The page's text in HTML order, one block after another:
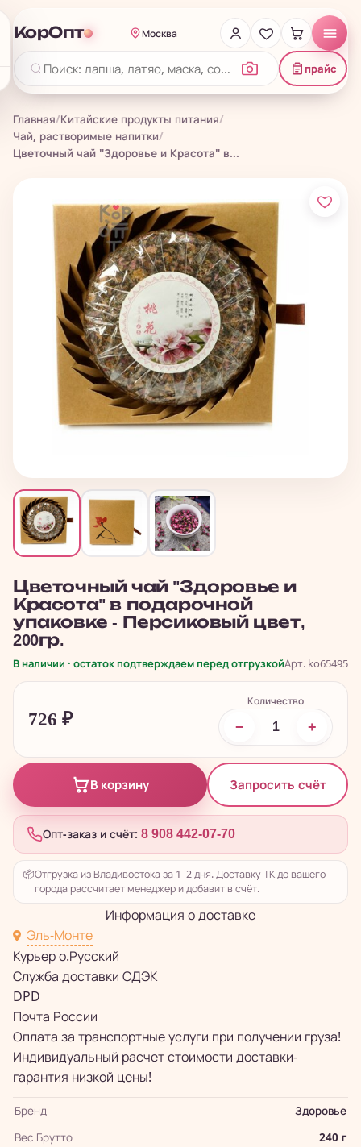
КорОпт Москва
прайс
Главная/Китайские продукты питания/
Чай, растворимые напитки/
Цветочный чай "Здоровье и Красота" в...
Цветочный чай "Здоровье и
Красота" в подарочной
упаковке - Персиковый цвет,
200гр.
В наличии · остаток подтверждаем перед отгрузкойАрт. ko65495
726 ₽
Количество
− +
В корзину Запросить счёт
Опт-заказ и счёт: 8 908 442-07-70
📦Отгрузка из Владивостока за 1–2 дня. Доставку ТК до вашего
города рассчитает менеджер и добавит в счёт.
Информация о доставке
Эль-Монте
Курьер о.Русский
Служба доставки СДЭК
DPD
Почта России
Оплата за транспортные услуги при получении груза!
Индивидуальный расчет стоимости доставки-
гарантия низкой цены!
Бренд
Здоровье
Вес Брутто
240 г